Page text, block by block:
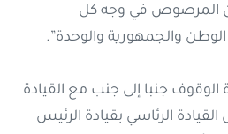
المرصوص في وجه كل
والجمهورية والوحدة”.
جنبا إلى جنب مع القيادة
الرئاسي بقيادة الرئيس